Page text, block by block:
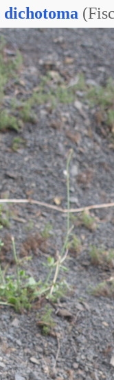
dichotoma